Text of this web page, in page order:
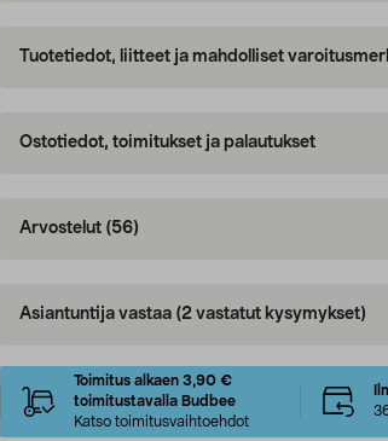
Tuotetiedot, liitteet ja mahdolliset
Ostotiedot, toimitukset ja palautukset
Arvostelut (56)
Asiantuntija vastaa (2 vastatut kysymykset)
Toimitus alkaen 3,90 €
toimitustavalla Budbee
Katso toimitusvaihtoehdot